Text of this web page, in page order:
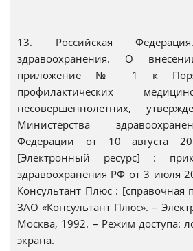
13. Российская
здравоохранения. О
приложение № 1 к
профилактических
несовершеннолетних,
Министерства
Федерации от 10
[Электронный ресурс] :
здравоохранения РФ от 3 июля
Консультант Плюс : [справочная
ЗАО «Консультант Плюс». –
Москва, 1992. – Режим доступа:
экрана.